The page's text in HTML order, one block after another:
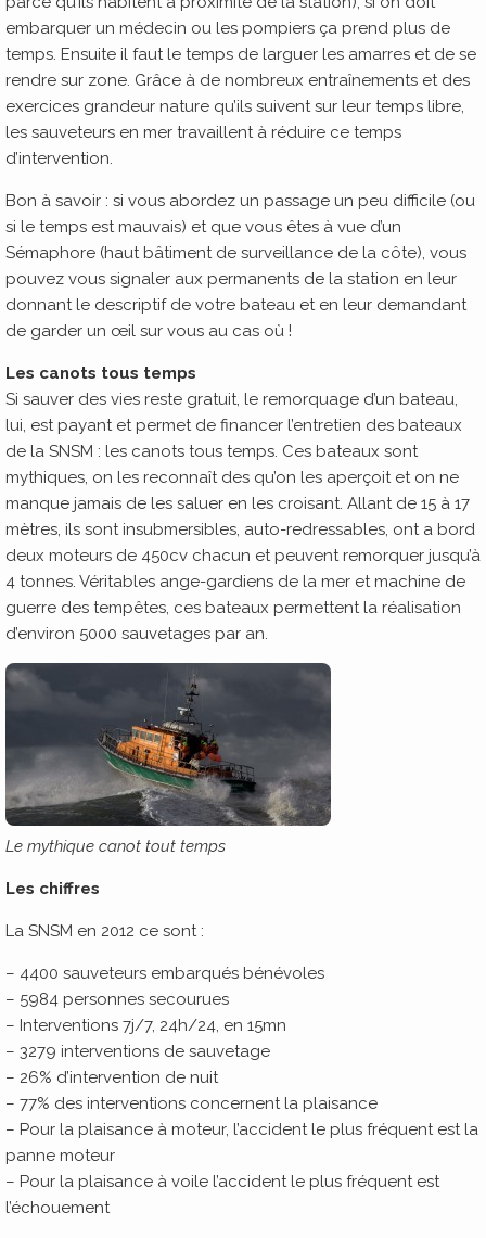
embarquer un médecin ou les pompiers ça prend plus de
temps. Ensuite il faut le temps de larguer les amarres et de se
rendre sur zone. Grâce à de nombreux entraînements et des
exercices grandeur nature qu’ils suivent sur leur temps libre,
les sauveteurs en mer travaillent à réduire ce temps
d’intervention.
Bon à savoir : si vous abordez un passage un peu difficile (ou
si le temps est mauvais) et que vous êtes à vue d’un
Sémaphore (haut bâtiment de surveillance de la côte), vous
pouvez vous signaler aux permanents de la station en leur
donnant le descriptif de votre bateau et en leur demandant
de garder un œil sur vous au cas où !
Les canots tous temps
Si sauver des vies reste gratuit, le remorquage d’un bateau,
lui, est payant et permet de financer l’entretien des bateaux
de la SNSM : les canots tous temps. Ces bateaux sont
mythiques, on les reconnaît des qu’on les aperçoit et on ne
manque jamais de les saluer en les croisant. Allant de 15 à 17
mètres, ils sont insubmersibles, auto-redressables, ont a bord
deux moteurs de 450cv chacun et peuvent remorquer jusqu’à
4 tonnes. Véritables ange-gardiens de la mer et machine de
guerre des tempêtes, ces bateaux permettent la réalisation
d’environ 5000 sauvetages par an.
Le mythique canot tout temps
Les chiffres
La SNSM en 2012 ce sont :
– 4400 sauveteurs embarqués bénévoles
– 5984 personnes secourues
– Interventions 7j/7, 24h/24, en 15mn
– 3279 interventions de sauvetage
– 26% d’intervention de nuit
– 77% des interventions concernent la plaisance
– Pour la plaisance à moteur, l’accident le plus fréquent est la
panne moteur
– Pour la plaisance à voile l’accident le plus fréquent est
l’échouement